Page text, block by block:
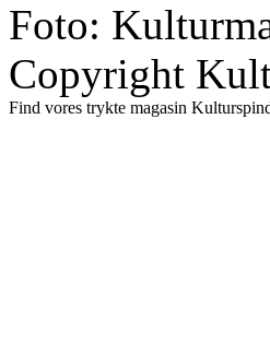
Foto:
Copyright
Find vores trykte magasin